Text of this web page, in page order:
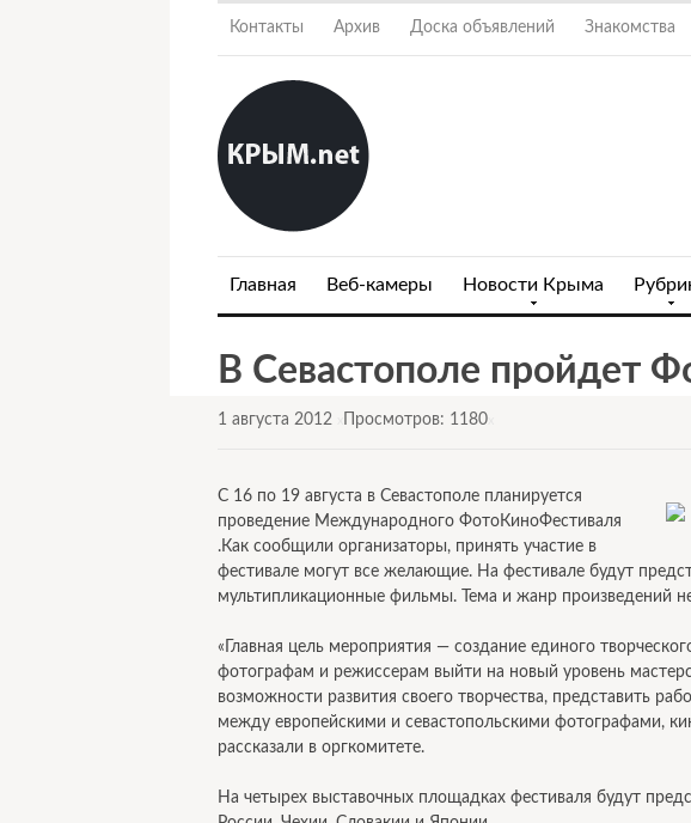
Контакты Архив Доска объявлений Знакомства
Главная Веб-камеры Новости Крыма
В Севастополе пройдет
1 августа 2012 Просмотров: 1180
С 16 по 19 августа в Севастополе планируется
проведение Международного ФотоКиноФестиваля
.Как сообщили организаторы, принять участие в
фестивале могут все желающие. На фестивале будут
мультипликационные фильмы. Тема и жанр произведений
«Главная цель мероприятия — создание единого
фотографам и режиссерам выйти на новый уровень
возможности развития своего творчества, представить
между европейскими и севастопольскими фотографами,
рассказали в оргкомитете.
На четырех выставочных площадках фестиваля будут